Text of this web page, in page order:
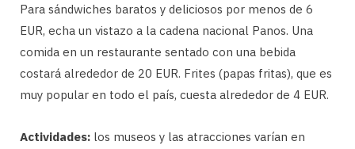
Para sándwiches baratos y deliciosos por menos de 6
EUR, echa un vistazo a la cadena nacional Panos. Una
comida en un restaurante sentado con una bebida
costará alrededor de 20 EUR. Frites (papas fritas), que es
muy popular en todo el país, cuesta alrededor de 4 EUR.
Actividades: los museos y las atracciones varían en